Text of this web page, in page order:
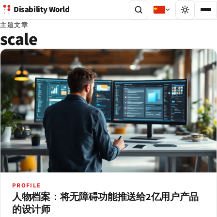
Disability World
主题文章
scale
PROFILE
人物档案：将无障碍功能推送给2亿用户产品
的设计师